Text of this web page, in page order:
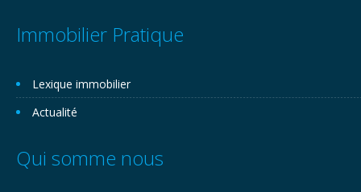
Immobilier Pratique
Lexique immobilier
Actualité
Qui somme nous